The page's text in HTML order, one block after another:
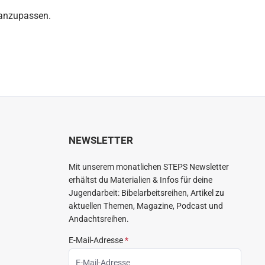
NEWSLETTER
Mit unserem monatlichen STEPS Newsletter
erhältst du Materialien & Infos für deine
Jugendarbeit: Bibelarbeitsreihen, Artikel zu
aktuellen Themen, Magazine, Podcast und
Andachtsreihen.
E-Mail-Adresse*